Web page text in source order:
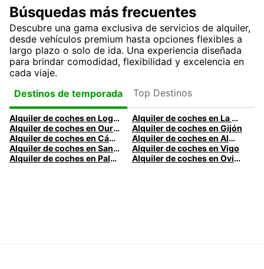
Búsquedas más frecuentes
Descubre una gama exclusiva de servicios de alquiler,
desde vehículos premium hasta opciones flexibles a
largo plazo o solo de ida. Una experiencia diseñada
para brindar comodidad, flexibilidad y excelencia en
cada viaje.
Destinos de temporada
Top Destinos
Alquiler de coches en Logroño
Alquiler de coches en La Coruña
Alquiler de coches en Ourense
Alquiler de coches en Gijón
Alquiler de coches en Cádiz
Alquiler de coches en Almería
Alquiler de coches en Santander
Alquiler de coches en Vigo
Alquiler de coches en Palma
Alquiler de coches en Oviedo